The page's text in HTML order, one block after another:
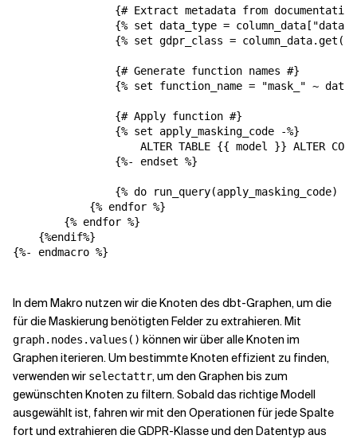
{# Extract metadata from
{% set data_type =
{% set gdpr_class =
                {# Generate function names #}
{% set function_name = "mask_" ~
                {# Apply function #}
                {% set apply_masking_code -%}
ALTER TABLE {{ model }} ALTER
                {%- endset %}
                {% do run_query(apply_masking_code) %}
            {% endfor %}
        {% endfor %}
    {%endif%}
{%- endmacro %}
In dem Makro nutzen wir die Knoten des dbt-Graphen, um die
für die Maskierung benötigten Felder zu extrahieren. Mit
graph.nodes.values() können wir über alle Knoten im
Graphen iterieren. Um bestimmte Knoten effizient zu finden,
verwenden wir selectattr, um den Graphen bis zum
gewünschten Knoten zu filtern. Sobald das richtige Modell
ausgewählt ist, fahren wir mit den Operationen für jede Spalte
fort und extrahieren die GDPR-Klasse und den Datentyp aus